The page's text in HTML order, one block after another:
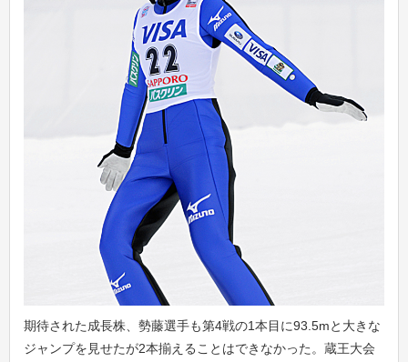
期待された成長株、勢藤選手も第4戦の1本目に93.5mと大きな
ジャンプを見せたが2本揃えることはできなかった。蔵王大会